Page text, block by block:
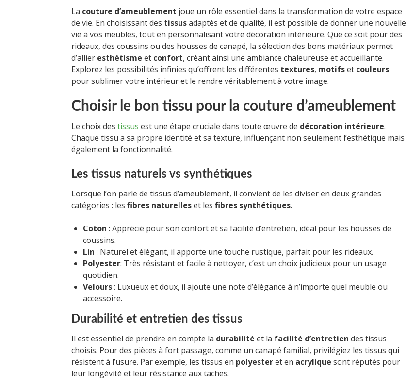
La couture d’ameublement joue un rôle essentiel dans la transformation de votre espace
de vie. En choisissant des tissusadaptés et de qualité, il est possible de donner une nouvelle
vie à vos meubles, tout en personnalisant votre décoration intérieure. Que ce soit pour des
rideaux, des coussins ou des housses de canapé, la sélection des bons matériaux permet
d’allier esthétisme et confort, créant ainsi une ambiance chaleureuse et accueillante.
Explorez les possibilités infinies qu’offrent les différentes textures, motifset couleurs
pour sublimer votre intérieur et le rendre véritablement à votre image.
Choisir le bon tissu pour la couture d’ameublement
Le choix des tissus est une étape cruciale dans toute œuvre de décoration intérieure.
Chaque tissu a sa propre identité et sa texture, influençant non seulement l’esthétique mais
également la fonctionnalité.
Les tissus naturels vs synthétiques
Lorsque l’on parle de tissus d’ameublement, il convient de les diviser en deux grandes
catégories : les fibres naturelleset les fibres synthétiques.
Coton : Apprécié pour son confort et sa facilité d’entretien, idéal pour les housses de
coussins.
Lin : Naturel et élégant, il apporte une touche rustique, parfait pour les rideaux.
Polyester: Très résistant et facile à nettoyer, c’est un choix judicieux pour un usage
quotidien.
Velours: Luxueux et doux, il ajoute une note d’élégance à n’importe quel meuble ou
accessoire.
Durabilité et entretien des tissus
Il est essentiel de prendre en compte la durabilité et la facilité d’entretien des tissus
choisis. Pour des pièces à fort passage, comme un canapé familial, privilégiez les tissus qui
résistent à l’usure. Par exemple, les tissus en polyesteret en acrylique sont réputés pour
leur longévité et leur résistance aux taches.